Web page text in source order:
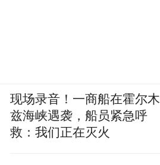
现场录音！一商船在霍尔木
兹海峡遇袭，船员紧急呼
救：我们正在灭火